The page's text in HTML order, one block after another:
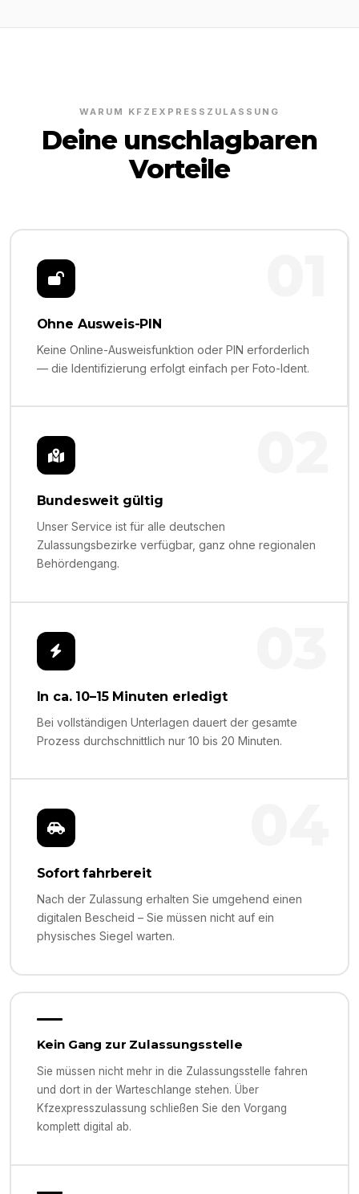
WARUM KFZEXPRESSZULASSUNG
Deine unschlagbaren
Vorteile
Ohne Ausweis-PIN
Keine Online-Ausweisfunktion oder PIN erforderlich
— die Identifizierung erfolgt einfach per Foto-Ident.
Bundesweit gültig
Unser Service ist für alle deutschen
Zulassungsbezirke verfügbar, ganz ohne regionalen
Behördengang.
In ca. 10–15 Minuten erledigt
Bei vollständigen Unterlagen dauert der gesamte
Prozess durchschnittlich nur 10 bis 20 Minuten.
Sofort fahrbereit
Nach der Zulassung erhalten Sie umgehend einen
digitalen Bescheid – Sie müssen nicht auf ein
physisches Siegel warten.
Kein Gang zur Zulassungsstelle
Sie müssen nicht mehr in die Zulassungsstelle fahren
und dort in der Warteschlange stehen. Über
Kfzexpresszulassung schließen Sie den Vorgang
komplett digital ab.